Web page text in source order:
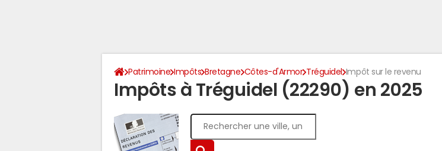
Patrimoine Impôts Bretagne Côtes-d'Armor Tréguidel Impôt sur le revenu
Impôts à Tréguidel (22290) en 2025